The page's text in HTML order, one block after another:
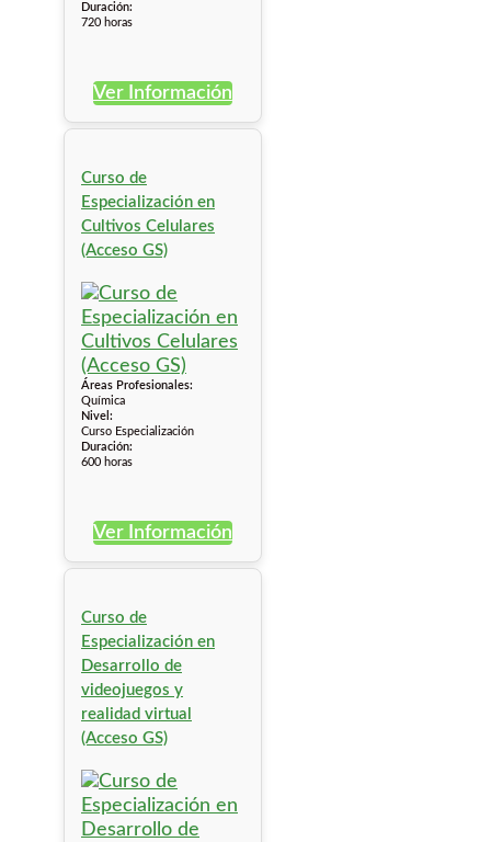
Duración:
720 horas
Ver Información
Curso de
Especialización en
Cultivos Celulares
(Acceso GS)
Áreas Profesionales:
Química
Nivel:
Curso Especialización
Duración:
600 horas
Ver Información
Curso de
Especialización en
Desarrollo de
videojuegos y
realidad virtual
(Acceso GS)